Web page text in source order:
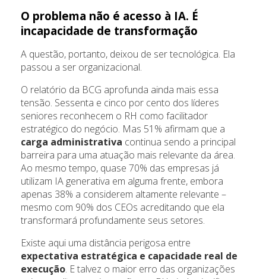
O problema não é acesso à IA. É
incapacidade de transformação
A questão, portanto, deixou de ser tecnológica. Ela
passou a ser organizacional.
O relatório da BCG aprofunda ainda mais essa
tensão. Sessenta e cinco por cento dos líderes
seniores reconhecem o RH como facilitador
estratégico do negócio. Mas 51% afirmam que a
carga administrativa continua sendo a principal
barreira para uma atuação mais relevante da área.
Ao mesmo tempo, quase 70% das empresas já
utilizam IA generativa em alguma frente, embora
apenas 38% a considerem altamente relevante –
mesmo com 90% dos CEOs acreditando que ela
transformará profundamente seus setores.
Existe aqui uma distância perigosa entre
expectativa estratégica e capacidade real de
execução. E talvez o maior erro das organizações